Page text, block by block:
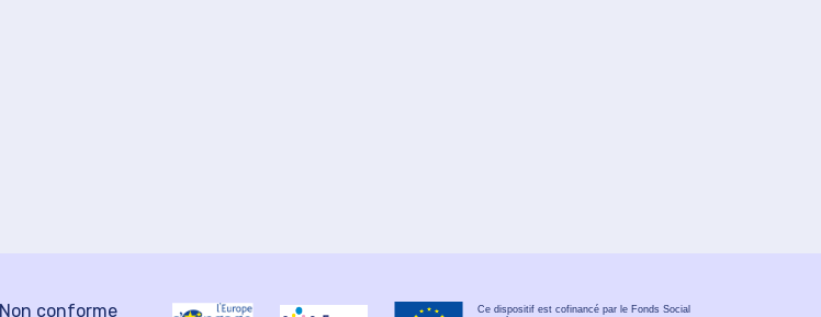
conforme
Ce dispositif est cofinancé par le Fonds Social